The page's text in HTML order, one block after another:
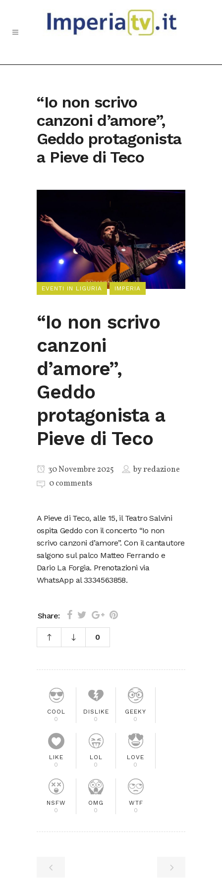
“Io non scrivo
canzoni d’amore”,
Geddo protagonista
a Pieve di Teco
EVENTI IN LIGURIA IMPERIA
“Io non scrivo
canzoni
d’amore”,
Geddo
protagonista a
Pieve di Teco
30 Novembre 2025 byredazione
0 comments
A Pieve di Teco, alle 15, il Teatro Salvini
ospita Geddo con il concerto “Io non
scrivo canzoni d’amore”. Con il cantautore
salgono sul palco Matteo Ferrando e
Dario La Forgia. Prenotazioni via
WhatsApp al 3334563858.
Share:
0
COOL
0
DISLIKE
0
GEEKY
0
LIKE
0
LOL
0
LOVE
0
NSFW
0
OMG
0
WTF
0